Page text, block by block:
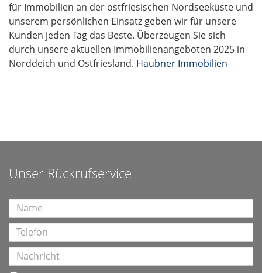
für Immobilien an der ostfriesischen Nordseeküste und
unserem persönlichen Einsatz geben wir für unsere
Kunden jeden Tag das Beste. Überzeugen Sie sich
durch unsere aktuellen Immobilienangeboten 2025 in
Norddeich und Ostfriesland. Haubner Immobilien
Unser Rückrufservice